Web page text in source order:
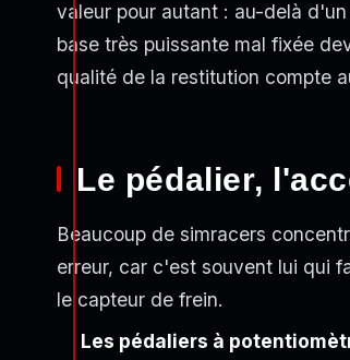
valeur pour autant : au-delà
base très puissante mal fixée
qualité de la restitution compte
Le pédalier,
Beaucoup de simracers
erreur, car c'est souvent lui qui
le capteur de frein.
Les pédaliers à